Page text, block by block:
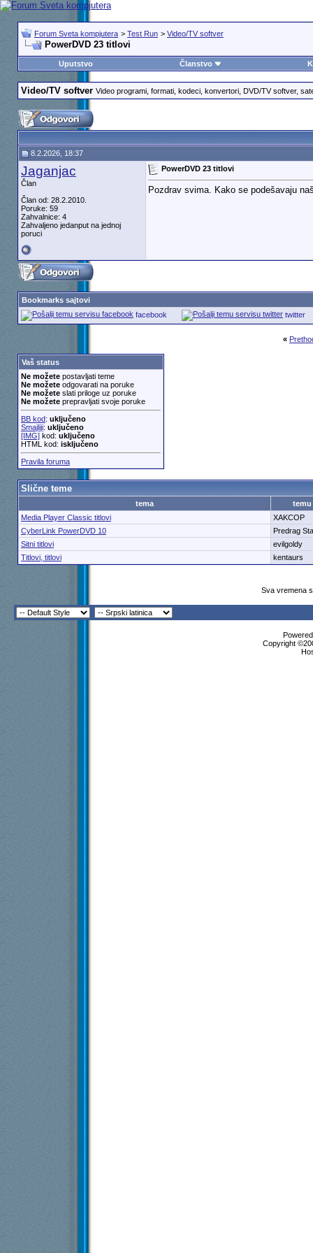
Forum Sveta kompjutera > Test Run > Video/TV softver
PowerDVD 23 titlovi
Uputstvo Članstvo
Video/TV softver Video programi, formati, kodeci, konvertori, DVD/TV softver,
8.2.2026, 18:37
Jaganjac
Član
Član od: 28.2.2010.
Poruke: 59
Zahvalnice: 4
Zahvaljeno jedanput na jednoj
poruci
PowerDVD 23 titlovi
Pozdrav svima. Kako se podešavaju
Bookmarks sajtovi
facebook
twitter
«
Vaš status
Ne možetepostavljati teme
Ne možeteodgovarati na poruke
Ne možeteslati priloge uz poruke
Ne možeteprepravljati svoje poruke
BB kod: uključeno
Smajliji: uključeno
[IMG]kod: uključeno
HTML kod: isključeno
Pravila foruma
Slične teme
tema
temu
Media Player Classic titlovi
XAKCOP
CyberLink PowerDVD 10
Predrag
Sitni titlovi
evilgoldy
Titlovi, titlovi
kentaurs
Sva vremena
Copyright